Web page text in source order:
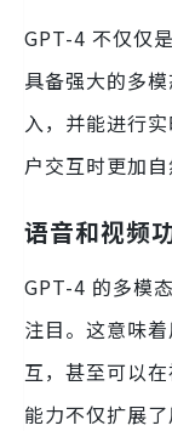
GPT-4 不仅仅
具备强大的多
入，并能进行
户交互时更加自
语音和视频
GPT-4 的多模
注目。这意味
互，甚至可以
能力不仅扩展